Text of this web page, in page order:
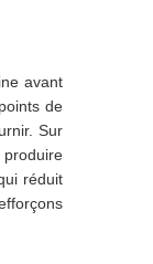
avant
de
Sur
produire
réduit